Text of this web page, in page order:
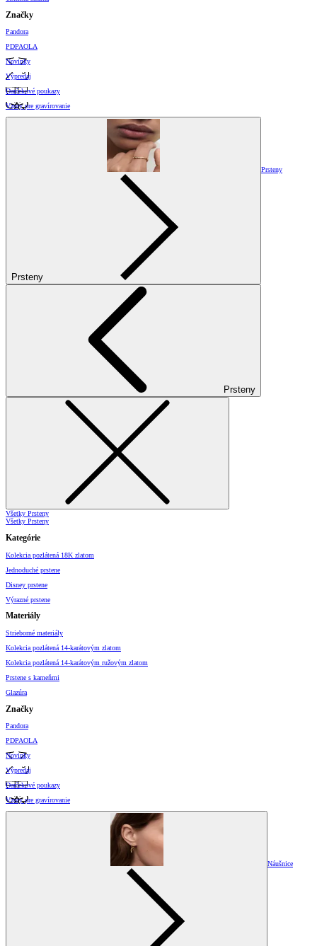
Značky
Pandora
PDPAOLA
Novinky
Výpredaj
Darčekové poukazy
Vzory pre gravírovanie
Prsteny
Prsteny
Prsteny
Všetky Prsteny
Všetky Prsteny
Kategórie
Kolekcia pozlátená 18K zlatom
Jednoduché prstene
Disney prstene
Výrazné prstene
Materiály
Strieborné materiály
Kolekcia pozlátená 14-karátovým zlatom
Kolekcia pozlátená 14-karátovým ružovým zlatom
Prstene s kameňmi
Glazúra
Značky
Pandora
PDPAOLA
Novinky
Výpredaj
Darčekové poukazy
Vzory pre gravírovanie
Náušnice